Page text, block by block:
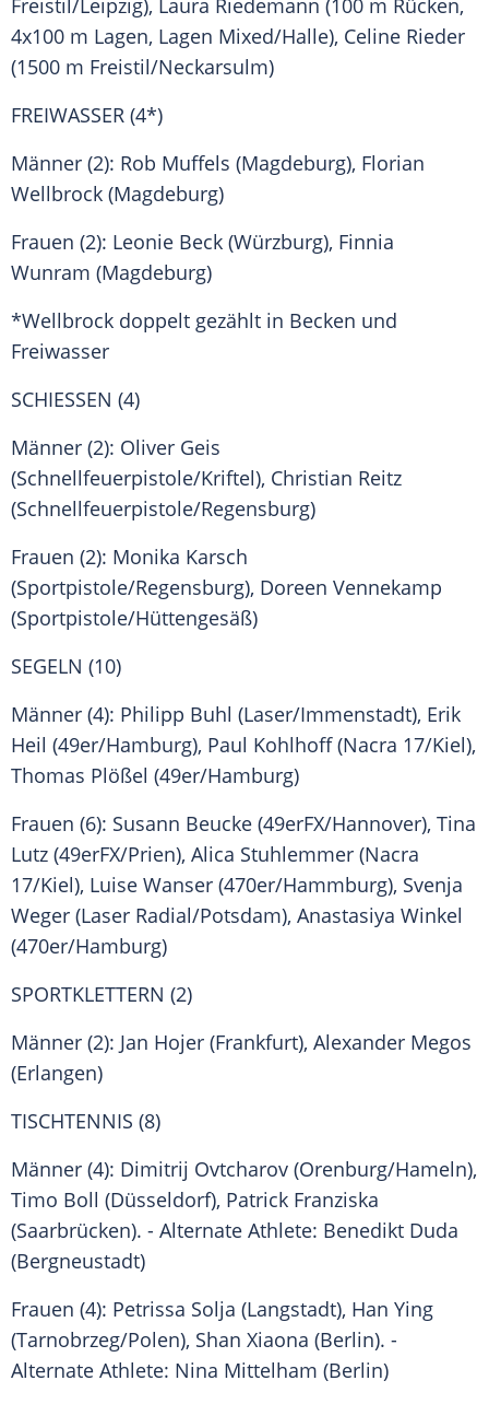
Freistil/Leipzig), Laura Riedemann (100 m Rücken,
4x100 m Lagen, Lagen Mixed/Halle), Celine Rieder
(1500 m Freistil/Neckarsulm)
FREIWASSER (4*)
Männer (2): Rob Muffels (Magdeburg), Florian
Wellbrock (Magdeburg)
Frauen (2): Leonie Beck (Würzburg), Finnia
Wunram (Magdeburg)
*Wellbrock doppelt gezählt in Becken und
Freiwasser
SCHIESSEN (4)
Männer (2): Oliver Geis
(Schnellfeuerpistole/Kriftel), Christian Reitz
(Schnellfeuerpistole/Regensburg)
Frauen (2): Monika Karsch
(Sportpistole/Regensburg), Doreen Vennekamp
(Sportpistole/Hüttengesäß)
SEGELN (10)
Männer (4): Philipp Buhl (Laser/Immenstadt), Erik
Heil (49er/Hamburg), Paul Kohlhoff (Nacra 17/Kiel),
Thomas Plößel (49er/Hamburg)
Frauen (6): Susann Beucke (49erFX/Hannover), Tina
Lutz (49erFX/Prien), Alica Stuhlemmer (Nacra
17/Kiel), Luise Wanser (470er/Hammburg), Svenja
Weger (Laser Radial/Potsdam), Anastasiya Winkel
(470er/Hamburg)
SPORTKLETTERN (2)
Männer (2): Jan Hojer (Frankfurt), Alexander Megos
(Erlangen)
TISCHTENNIS (8)
Männer (4): Dimitrij Ovtcharov (Orenburg/Hameln),
Timo Boll (Düsseldorf), Patrick Franziska
(Saarbrücken). - Alternate Athlete: Benedikt Duda
(Bergneustadt)
Frauen (4): Petrissa Solja (Langstadt), Han Ying
(Tarnobrzeg/Polen), Shan Xiaona (Berlin). -
Alternate Athlete: Nina Mittelham (Berlin)